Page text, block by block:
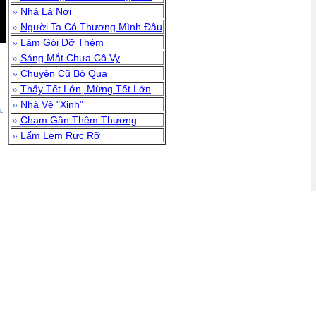
» Nhà Là Nơi
» Người Ta Có Thương Mình Đâu
» Làm Gói Đỡ Thèm
» Sáng Mắt Chưa Cô Vy
» Chuyện Cũ Bỏ Qua
» Thấy Tết Lớn, Mừng Tết Lớn
» Nhà Vệ "Xinh"
» Chạm Gần Thêm Thương
» Lấm Lem Rực Rỡ